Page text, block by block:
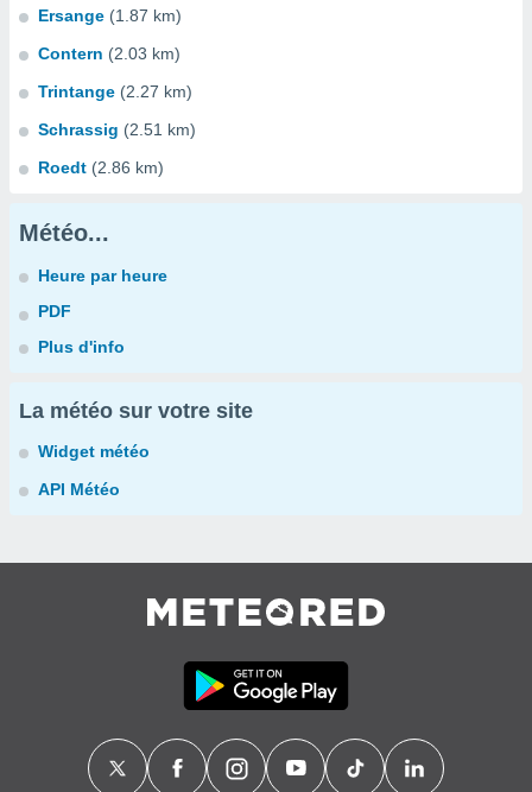
Ersange (1.87 km)
Contern (2.03 km)
Trintange (2.27 km)
Schrassig (2.51 km)
Roedt (2.86 km)
Météo...
Heure par heure
PDF
Plus d'info
La météo sur votre site
Widget météo
API Météo